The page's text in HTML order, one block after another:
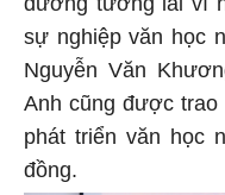
đường tương lai vì
sự nghiệp văn học
Nguyễn Văn
Anh cũng được trao
phát triển văn học
đồng.